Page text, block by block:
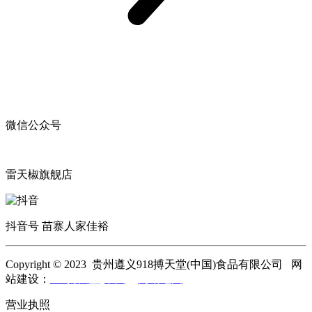
微信公众号
雷天椒旗舰店
抖音号 苗寨人家佳裕
Copyright © 2023 贵州遵义918搏天堂(中国)食品有限公司 网
站建设：
营业执照